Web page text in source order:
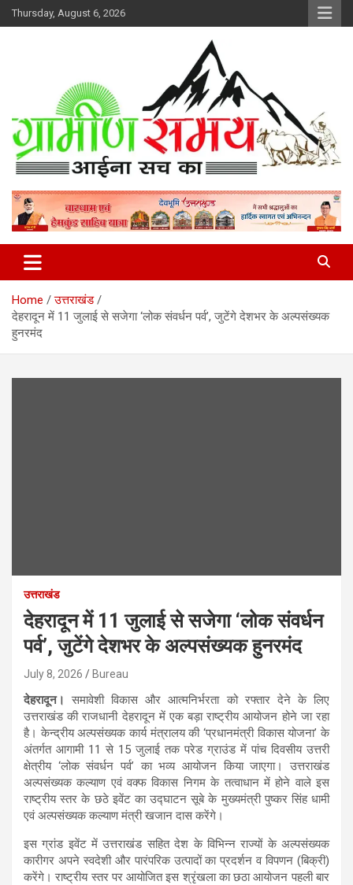
Skip
to
Thursday, August 6, 2026
Gramin Samay
Home
उत्तराखंड
देहरादून में 11 जुलाई से सजेगा ‘लोक संवर्धन पर्व’, जुटेंगे देशभर के अल्पसंख्यक
हुनरमंद
उत्तराखंड
देहरादून में 11 जुलाई से सजेगा ‘लोक संवर्धन
पर्व’, जुटेंगे देशभर के अल्पसंख्यक हुनरमंद
July 8, 2026 Bureau
देहरादून। समावेशी विकास और आत्मनिर्भरता को रफ्तार देने के लिए
उत्तराखंड की राजधानी देहरादून में एक बड़ा राष्ट्रीय आयोजन होने जा रहा
है। केन्द्रीय अल्पसंख्यक कार्य मंत्रालय की ‘प्रधानमंत्री विकास योजना’ के
अंतर्गत आगामी 11 से 15 जुलाई तक परेड ग्राउंड में पांच दिवसीय उत्तरी
क्षेत्रीय ‘लोक संवर्धन पर्व’ का भव्य आयोजन किया जाएगा। उत्तराखंड
अल्पसंख्यक कल्याण एवं वक्फ विकास निगम के तत्वाधान में होने वाले इस
राष्ट्रीय स्तर के छठे इवेंट का उद्घाटन सूबे के मुख्यमंत्री पुष्कर सिंह धामी
एवं अल्पसंख्यक कल्याण मंत्री खजान दास करेंगे।
इस ग्रांड इवेंट में उत्तराखंड सहित देश के विभिन्न राज्यों के अल्पसंख्यक
कारीगर अपने स्वदेशी और पारंपरिक उत्पादों का प्रदर्शन व विपणन (बिक्री)
करेंगे। राष्ट्रीय स्तर पर आयोजित इस श्रृंखला का छठा आयोजन पहली बार